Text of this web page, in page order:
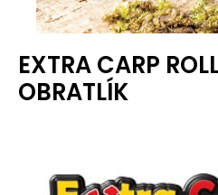
EXTRA CARP
OBRATLÍK